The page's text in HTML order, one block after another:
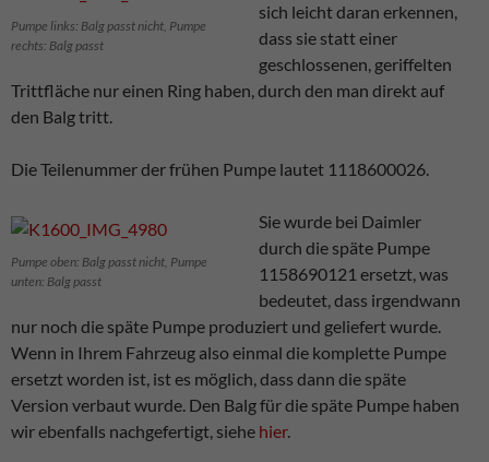
Pumpe links: Balg passt nicht, Pumpe
rechts: Balg passt
sich leicht daran erkennen,
dass sie statt einer
geschlossenen, geriffelten
Trittfläche nur einen Ring haben, durch den man direkt auf
den Balg tritt.
Die Teilenummer der frühen Pumpe lautet 1118600026.
Pumpe oben: Balg passt nicht, Pumpe
unten: Balg passt
Sie wurde bei Daimler
durch die späte Pumpe
1158690121 ersetzt, was
bedeutet, dass irgendwann
nur noch die späte Pumpe produziert und geliefert wurde.
Wenn in Ihrem Fahrzeug also einmal die komplette Pumpe
ersetzt worden ist, ist es möglich, dass dann die späte
Version verbaut wurde. Den Balg für die späte Pumpe haben
wir ebenfalls nachgefertigt, siehe hier.